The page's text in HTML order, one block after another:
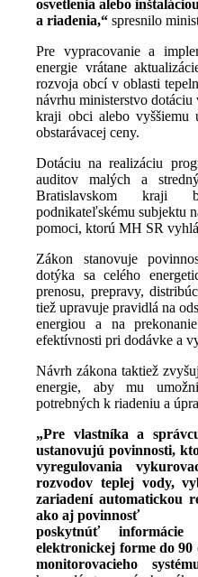
osvetlenia alebo
a riadenia,“ spresnilo
Pre vypracovanie a
energie vrátane
rozvoja obcí v oblasti
návrhu ministerstvo
kraji obci alebo vyššiemu
obstarávacej ceny.
Dotáciu na realizáciu
auditov malých a
Bratislavskom kraji
podnikateľskému subjektu
pomoci, ktorú MH SR
Zákon stanovuje
dotýka sa celého
prenosu, prepravy,
tiež upravuje pravidlá na
energiou a na
efektívnosti pri dodávke a
Návrh zákona taktiež
energie, aby mu
potrebných k riadeniu a
„Pre vlastníka a
ustanovujú povinnosti,
vyregulovania
rozvodov teplej vody,
zariadení automatickou
ako aj povinnosť
poskytnúť
elektronickej forme do
monitorovacieho